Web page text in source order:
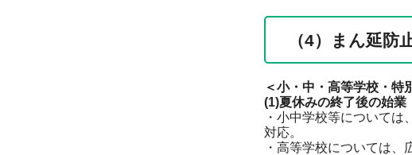
（4）まん延防
＜小・中・高等学校・特
(1)夏休みの終了後の始業
・小中学校等について
対応。
・高等学校については、